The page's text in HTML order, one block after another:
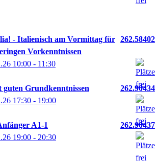
- Italienisch am Vormittag für
Vorkenntnissen
262.58402
10:00 - 11:30
guten Grundkenntnissen
262.90434
17:30 - 19:00
A1-1
262.90437
19:00 - 20:30